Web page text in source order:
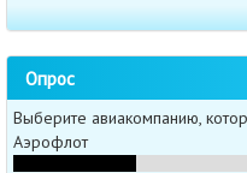
Опрос
Выберите авиакомпанию,
Аэрофлот